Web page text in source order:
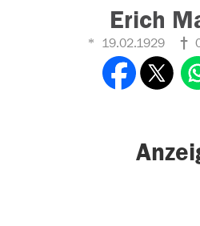
Erich
19.02.1929